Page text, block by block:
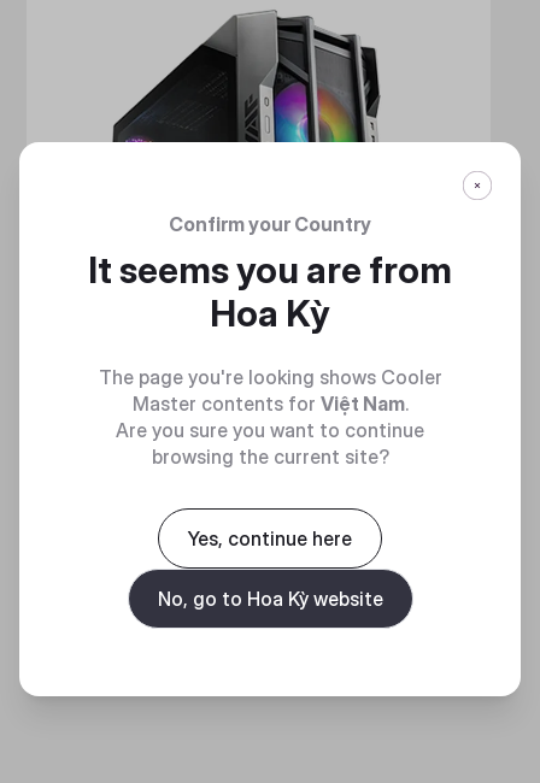
HAF 700
MẠNH MẼ VÀ TINH NHUỆ
Discover
Confirm your Country
It seems you are from
Hoa Kỳ
The page you're looking shows Cooler
Master contents for Việt Nam.
Are you sure you want to continue
browsing the current site?
Yes, continue here
No, go to Hoa Kỳ website